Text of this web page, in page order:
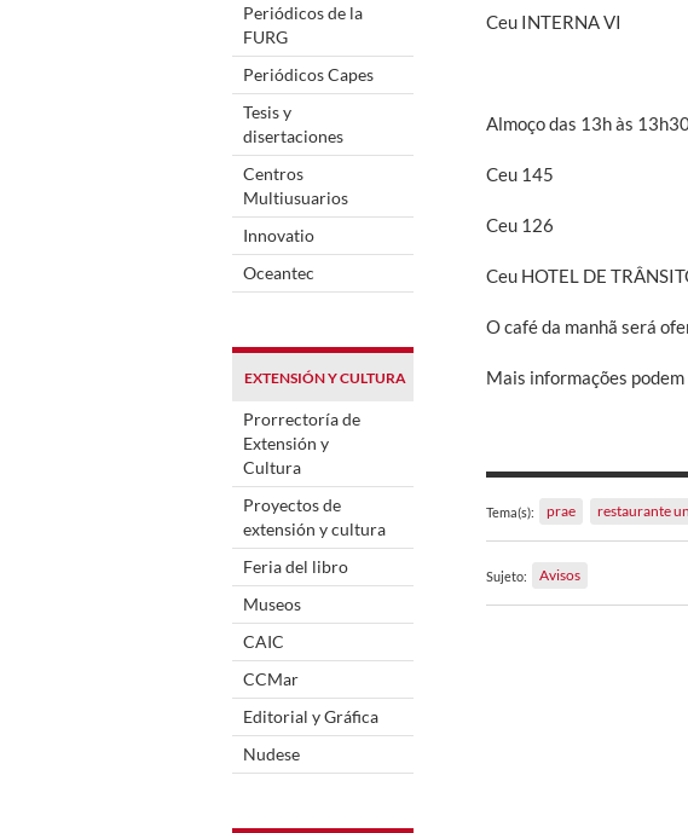
Periódicos de la
FURG
Periódicos Capes
Tesis y
disertaciones
Centros
Multiusuarios
Innovatio
Oceantec
EXTENSIÓN Y CULTURA
Prorrectoría de
Extensión y
Cultura
Proyectos de
extensión y cultura
Feria del libro
Museos
CAIC
CCMar
Editorial y Gráfica
Nudese
Ceu INTERNA VI
Almoço das 13h às
Ceu 145
Ceu 126
Ceu HOTEL DE
O café da manhã será
Mais informações
Tema(s): prae restaurante
Sujeto: Avisos